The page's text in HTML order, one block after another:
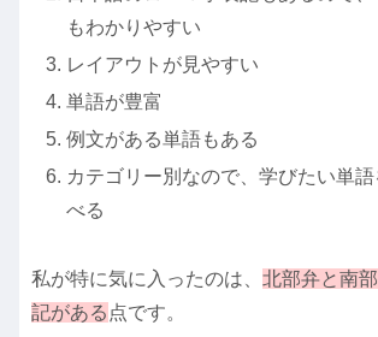
もわかりやすい
レイアウトが見やすい
単語が豊富
例文がある単語もある
カテゴリー別なので、学びたい単
べる
私が特に気に入ったのは、 北部弁と南
記がある 点です。